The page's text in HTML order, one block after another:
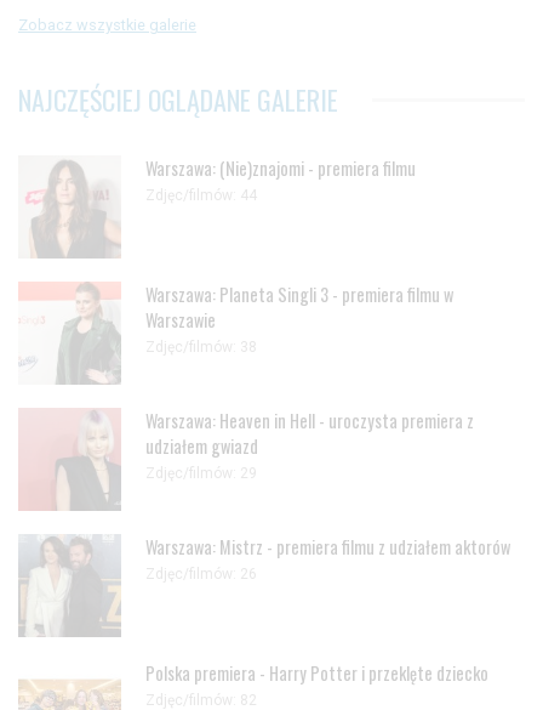
Zobacz wszystkie galerie
NAJCZĘŚCIEJ OGLĄDANE GALERIE
Warszawa: (Nie)znajomi - premiera filmu
Zdjęc/filmów: 44
Warszawa: Planeta Singli 3 - premiera filmu w
Warszawie
Zdjęc/filmów: 38
Warszawa: Heaven in Hell - uroczysta premiera z
udziałem gwiazd
Zdjęc/filmów: 29
Warszawa: Mistrz - premiera filmu z udziałem aktorów
Zdjęc/filmów: 26
Polska premiera - Harry Potter i przeklęte dziecko
Zdjęc/filmów: 82